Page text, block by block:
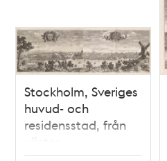
Stockholm, Sveriges
huvud- och
residensstad, från
väster